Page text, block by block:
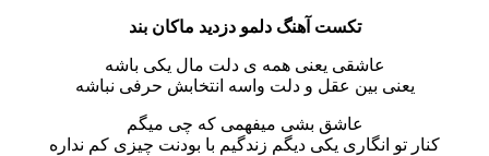
تکست آهنگ دلمو دزدید ماکان بند
عاشقی یعنی همه ی دلت مال یکی باشه
یعنی بین عقل و دلت واسه انتخابش حرفی نباشه
عاشق بشی میفهمی که چی میگم
کنار تو انگاری یکی دیگم زندگیم با بودنت چیزی کم نداره